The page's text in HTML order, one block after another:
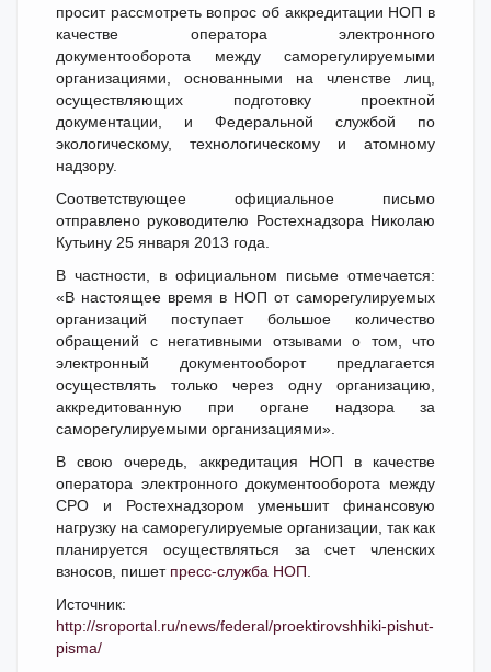
просит рассмотреть вопрос об аккредитации НОП в
качестве оператора электронного
документооборота между саморегулируемыми
организациями, основанными на членстве лиц,
осуществляющих подготовку проектной
документации, и Федеральной службой по
экологическому, технологическому и атомному
надзору.
Соответствующее официальное письмо
отправлено руководителю Ростехнадзора Николаю
Кутьину 25 января 2013 года.
В частности, в официальном письме отмечается:
«В настоящее время в НОП от саморегулируемых
организаций поступает большое количество
обращений с негативными отзывами о том, что
электронный документооборот предлагается
осуществлять только через одну организацию,
аккредитованную при органе надзора за
саморегулируемыми организациями».
В свою очередь, аккредитация НОП в качестве
оператора электронного документооборота между
СРО и Ростехнадзором уменьшит финансовую
нагрузку на саморегулируемые организации, так как
планируется осуществляться за счет членских
взносов, пишет пресс-служба НОП
Источник:
http://sroportal.ru/news/federal/proektirovshhiki-pishut-
pisma/